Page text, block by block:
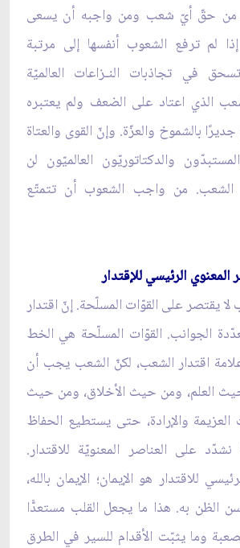
من حقّ أيّ شعب ومن واجبه أن يسعى
لم ترفع الشعوب أنفسها إلى مرتبة
في تجاذبات النـزاعات العالميّة
الذي اعتاد على الضعف ولم يعتبره
بالشموخ والعزّة. وإنّ القوى والعتاة
والدكتاتوريّون العالميّون لن
الشعب. من واجب الشعوب أن تتمتّع
المعنوي الرئيسي للإقتدار
لا يقتصر على القوّات المسلّحة. إنّ اقتدار
الجوانب. القوّات المسلّحة هي الخط
اقتدار الشعب، لكنّ الشعب يجب أن
العلم، ومن حيث الأخلاق، ومن حيث
والإرادة، حتى يستطيع الحفاظ
نشدّد على العناصر المعنويّة للاقتدار.
للاقتدار هو الإيمان؛ الإيمان بالله،
الظن به. هذا ما يجعل القلب مستعدًّا
وما يثبّت الأقدام للسير في الطرق